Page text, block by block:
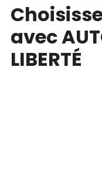
avec
LIBERTÉ